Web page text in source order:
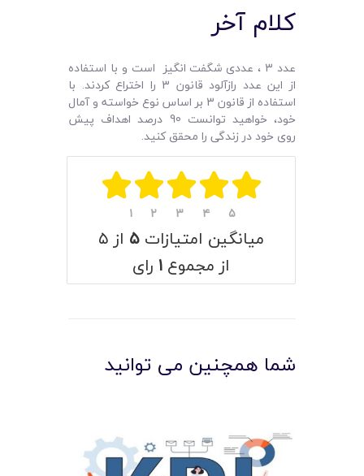
کلام آخر
عدد 3 ، عددی شگفت انگیز است و با استفاده
از این عدد رازآلود قانون 3 را اختراع کردند. با
استفاده از قانون 3 بر اساس نوع خواسته و آمال
خود، خواهید توانست 90 درصد اهداف پیش
روی خود در زندگی را محقق کنید.
۱ ۲ ۳ ۴ ۵
میانگین امتیازات ۵ از ۵
از مجموع ۱ رای
شما همچنین می توانید